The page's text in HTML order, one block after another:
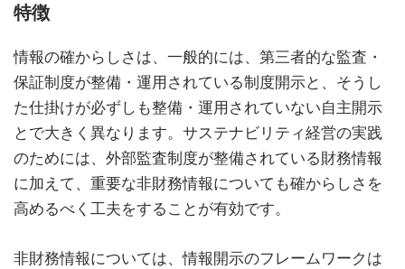
特徴
情報の確からしさは、一般的には、第三者的な監査・
保証制度が整備・運用されている制度開示と、そうし
た仕掛けが必ずしも整備・運用されていない自主開示
とで大きく異なります。サステナビリティ経営の実践
のためには、外部監査制度が整備されている財務情報
に加えて、重要な非財務情報についても確からしさを
高めるべく工夫をすることが有効です。
非財務情報については、情報開示のフレームワークは